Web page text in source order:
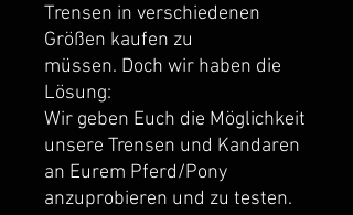
Trensen in verschiedenen
Größen kaufen zu
müssen. Doch wir haben die
Lösung:
Wir geben Euch die Möglichkeit
unsere Trensen und Kandaren
an Eurem Pferd/Pony
anzuprobieren und zu testen.